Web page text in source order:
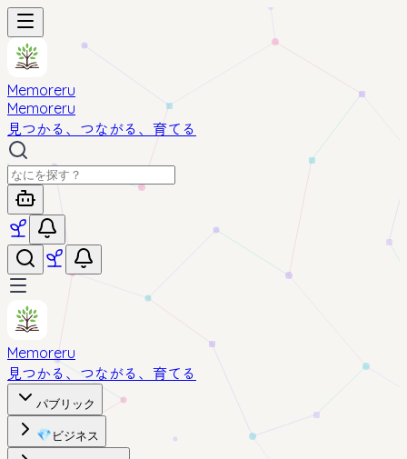
Memoreru
Memoreru
見つかる、つながる、育てる
Memoreru
見つかる、つながる、育てる
パブリック
💎 ビジネス